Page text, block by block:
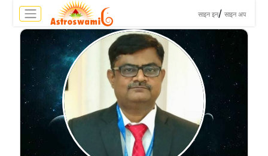
साइन इन/ साइन अप